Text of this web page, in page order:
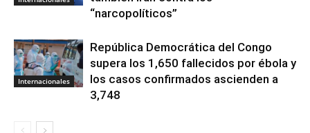
“narcopolíticos”
Internacionales
República Democrática del Congo
supera los 1,650 fallecidos por ébola y
los casos confirmados ascienden a
3,748